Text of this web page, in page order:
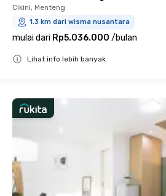
Cikini, Menteng
1.3 km dari wisma nusantara
mulai dari Rp5.036.000 /bulan
Lihat info lebih banyak